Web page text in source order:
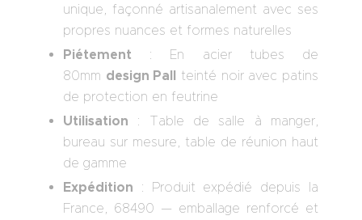
unique, façonné artisanalement avec ses
propres nuances et formes naturelles
Piétement : En acier tubes de
80mm design Pall teinté noir avec patins
de protection en feutrine
Utilisation : Table de salle à manger,
bureau sur mesure, table de réunion haut
de gamme
Expédition : Produit expédié depuis la
France, 68490 — emballage renforcé et